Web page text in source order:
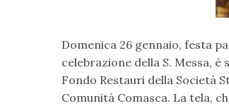
Domenica 26 gennaio, festa
celebrazione della S. Messa,
Fondo Restauri della Società
Comunità Comasca. La tela,